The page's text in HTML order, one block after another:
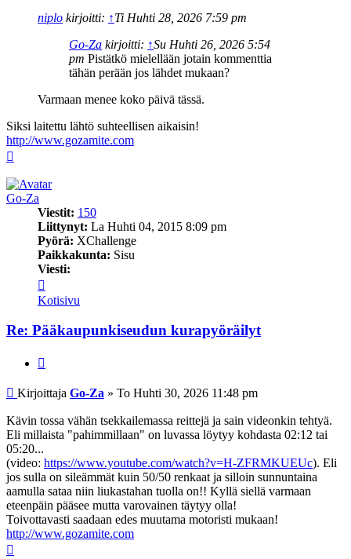
niplo kirjoitti: ↑Ti Huhti 28, 2026 7:59 pm
Go-Za kirjoitti: ↑Su Huhti 26, 2026 5:54
pm Pistätkö mielellään jotain kommenttia
tähän perään jos lähdet mukaan?
Varmaan menee koko päivä tässä.
Siksi laitettu lähtö suhteellisen aikaisin!
http://www.gozamite.com
Go-Za
Viestit: 150
Liittynyt: La Huhti 04, 2015 8:09 pm
Pyörä: XChallenge
Paikkakunta: Sisu
Viesti:
Go-
Za
Kotisivu
Re: Pääkaupunkiseudun kurapyöräilyt
Viesti
Kirjoittaja Go-Za » To Huhti 30, 2026 11:48 pm
Kävin tossa vähän tsekkailemassa reittejä ja sain videonkin tehtyä.
Eli millaista "pahimmillaan" on luvassa löytyy kohdasta 02:12 tai
05:20...
(video: https://www.youtube.com/watch?v=H-ZFRMKUEUc). Eli
jos sulla on sileämmät kuin 50/50 renkaat ja silloin sunnuntaina
aamulla sataa niin liukastahan tuolla on!! Kyllä siellä varmaan
eteenpäin pääsee mutta varovainen täytyy olla!
Toivottavasti saadaan edes muutama motoristi mukaan!
http://www.gozamite.com